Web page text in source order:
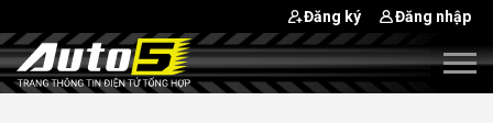
Đăng ký Đăng nhập